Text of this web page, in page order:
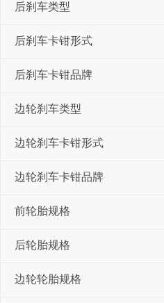
后刹车类型
后刹车卡钳形式
后刹车卡钳品牌
边轮刹车类型
边轮刹车卡钳形式
边轮刹车卡钳品牌
前轮胎规格
后轮胎规格
边轮轮胎规格